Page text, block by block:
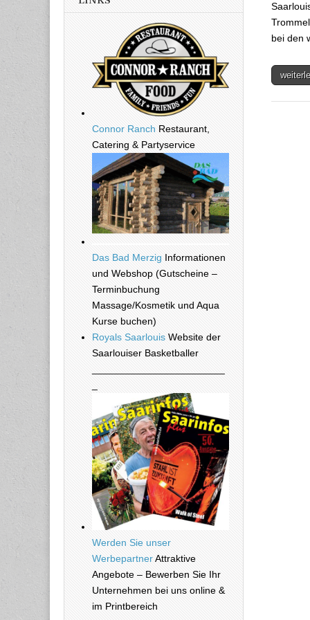
bei den
Connor Ranch Restaurant,
Catering & Partyservice
Das Bad Merzig Informationen
und Webshop (Gutscheine –
Terminbuchung
Massage/Kosmetik und Aqua
Kurse buchen)
Royals Saarlouis Website der
Saarlouiser Basketballer
Werden Sie unser
WerbepartnerAttraktive
Angebote – Bewerben Sie Ihr
Unternehmen bei uns online &
im Printbereich